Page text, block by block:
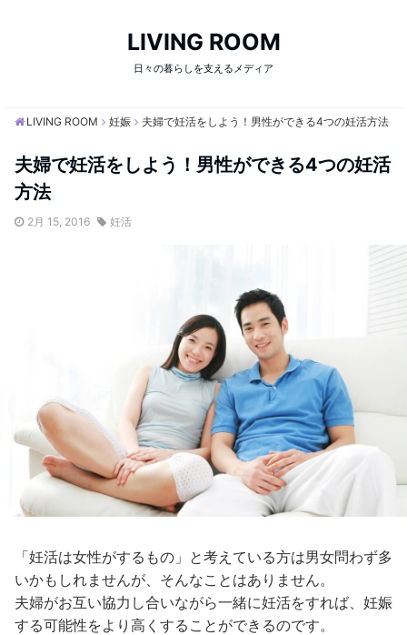
LIVING ROOM
日々の暮らしを支えるメディア
LIVING ROOM 妊娠 夫婦で妊活をしよう！男性ができる4つの妊活方法
夫婦で妊活をしよう！男性ができる4つの妊活
方法
2月 15, 2016 妊活
「妊活は女性がするもの」と考えている方は男女問わず多
いかもしれませんが、そんなことはありません。
夫婦がお互い協力し合いながら一緒に妊活をすれば、妊娠
する可能性をより高くすることができるのです。